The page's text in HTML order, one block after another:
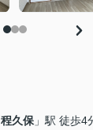
程久保 」駅 徒歩4